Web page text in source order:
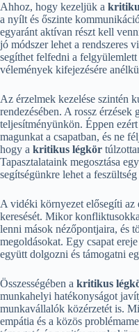
Ahhoz, hogy kezeljük a
a nyílt és őszinte
egyaránt aktívan részt kell
jó módszer lehet a rendszeres
segíthet felfedni a
vélemények kifejezésére
Az érzelmek kezelése szintén
rendezésében. A rossz
teljesítményünkön. Éppen
magunkat a csapatban, és ne
hogy a kritikus légkör
Tapasztalataink megosztása
segítségünkre lehet a
A vidéki környezet elősegíti az
keresését. Mikor
lenni mások nézőpontjaira, és
megoldásokat. Egy csapat
együtt dolgozni és támogatni
Összességében a kritikus
munkahelyi hatékonyságot
munkavállalók közérzetét is.
empátia és a közös